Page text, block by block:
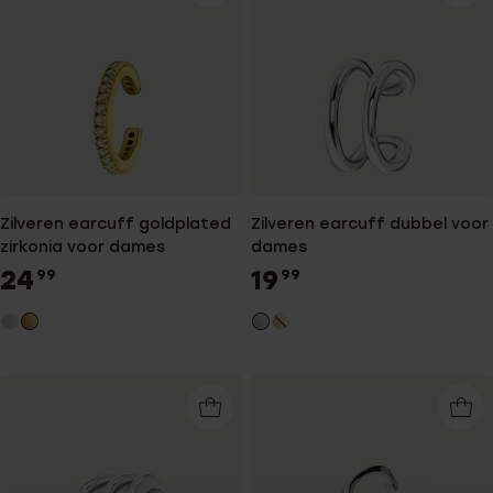
Zilveren earcuff goldplated
zirkonia voor dames
24 99
Zilveren earcuff dubbel voor
dames
19 99